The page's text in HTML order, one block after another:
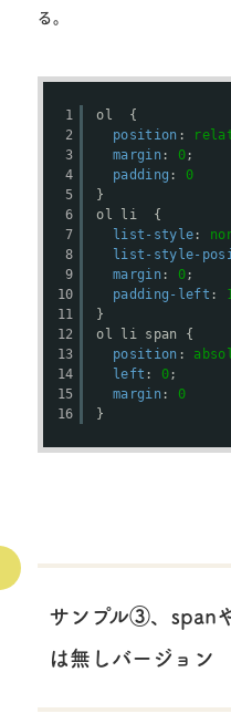
る。
1
2
3
4
5
6
7
8
9
10
11
12
13
14
15
16
ol  {
position :
margin : 0 ;
padding : 0
}
ol li  {
list-style :
list-style-
margin : 0 ;
padding-left :
}
ol li span {
position :
left : 0 ;
margin : 0
}
サンプル③、span
は無しバージョン